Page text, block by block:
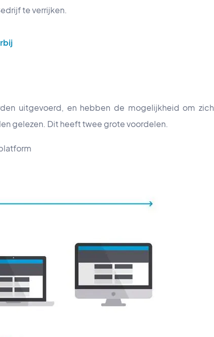
te verrijken.
uitgevoerd, en hebben de mogelijkheid om zich
gelezen. Dit heeft twee grote voordelen.